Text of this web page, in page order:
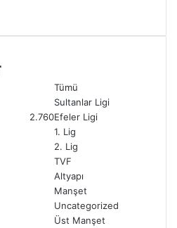
Tümü
Sultanlar Ligi
Efeler Ligi
1. Lig
2. Lig
TVF
Altyapı
Manşet
Uncategorized
Üst Manşet
2.760